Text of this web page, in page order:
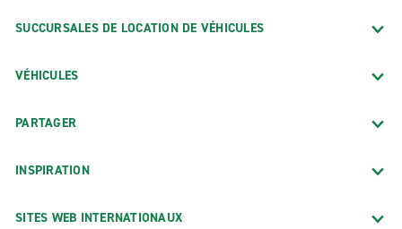
SUCCURSALES DE LOCATION DE VÉHICULES
VÉHICULES
PARTAGER
INSPIRATION
SITES WEB INTERNATIONAUX